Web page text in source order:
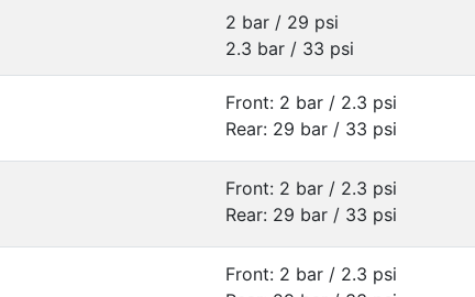
2 bar / 29 psi
2.3 bar / 33 psi
Front: 2 bar / 2.3 psi
Rear: 29 bar / 33 psi
Front: 2 bar / 2.3 psi
Rear: 29 bar / 33 psi
Front: 2 bar / 2.3 psi